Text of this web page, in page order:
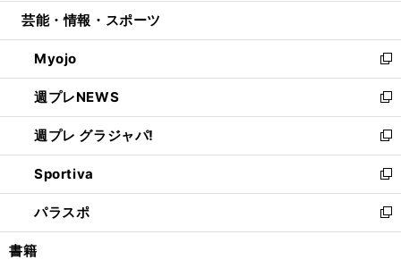
開
く
ウ
で
開
く
ウ
ン
ド
ウ
で
開
く
し
ウ
ィ
ン
ド
ウ
で
開
く
芸能・情報・スポーツ
Myojo
新
し
い
ウ
ィ
ン
ド
ウ
で
開
週プレNEWS
新
し
い
ウ
ィ
ン
ド
ウ
週プレ グラジャパ!
新
し
い
ウ
ィ
ン
Sportiva
新
し
い
ウ
パラスポ
新
し
書籍